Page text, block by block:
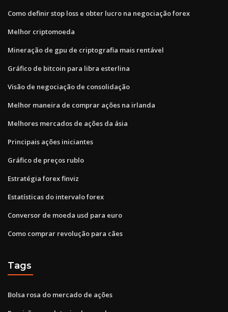
Como definir stop loss e obter lucro na negociação forex
Melhor criptomoeda
Mineração de gpu de criptografia mais rentável
Gráfico de bitcoin para libra esterlina
Visão de negociação de consolidação
Melhor maneira de comprar ações na irlanda
Melhores mercados de ações da ásia
Principais ações iniciantes
Gráfico de preços rublo
Estratégia forex finviz
Estatísticas do intervalo forex
Conversor de moeda usd para euro
Como comprar revolução para cães
Tags
Bolsa rosa do mercado de ações